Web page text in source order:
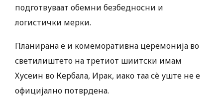
подготвуваат обемни безбедносни и
логистички мерки.
Планирана е и комеморативна церемонија во
светилиштето на третиот шиитски имам
Хусеин во Кербала, Ирак, иако таа сè уште не е
официјално потврдена.